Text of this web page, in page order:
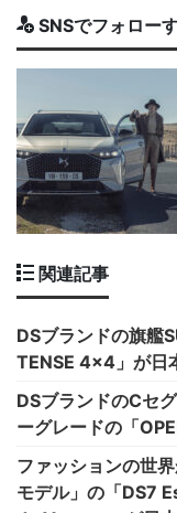
SNSでフォロー
関連記事
DSブランドの旗艦
TENSE 4×4」が日
DSブランドのCセ
ーグレードの「
ファッションの世
モデル」の「DS7